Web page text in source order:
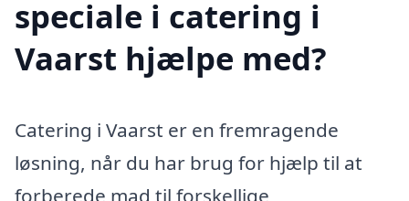
speciale i catering i
Vaarst hjælpe med?
Catering i Vaarst er en fremragende
løsning, når du har brug for hjælp til at
forberede mad til forskellige